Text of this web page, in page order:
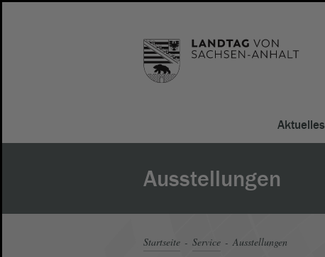
Aktuelles
Ausstellungen
Startseite Service Ausstellungen